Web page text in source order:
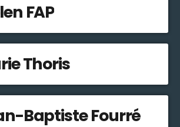
FAP
Thoris
Baptiste Fourré